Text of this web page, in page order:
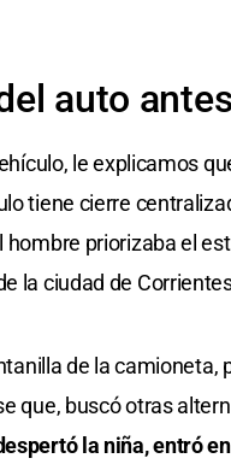
auto
le explicamos
tiene cierre
priorizaba el
la ciudad de
de la camioneta,
que, buscó otras
la niña, entró